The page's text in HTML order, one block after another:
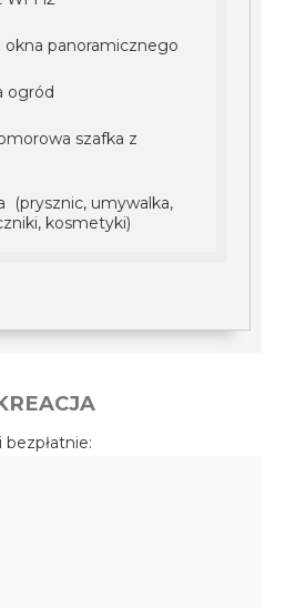
okna panoramicznego
ogród
szafka z
(prysznic, umywalka,
kosmetyki)